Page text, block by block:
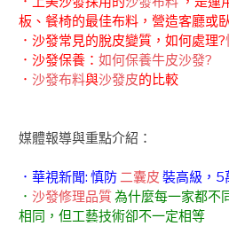
板、餐椅的最佳布料，營造客廳或
．沙發常見的脫皮變質，如何處理?
．沙發保養： 如何保養牛皮沙發?
． 沙發布料與沙發皮的比較
媒體報導與重點介紹：
．華視新聞: 慎防 二囊皮 裝高級，5
． 沙發修理品質為什麼每一家都不
相同，但工藝技術卻不一定相等